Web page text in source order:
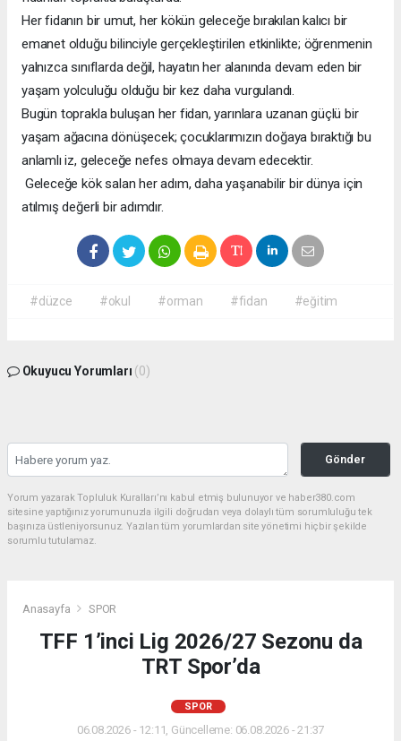
Her fidanın bir umut, her kökün geleceğe bırakılan kalıcı bir
emanet olduğu bilinciyle gerçekleştirilen etkinlikte; öğrenmenin
yalnızca sınıflarda değil, hayatın her alanında devam eden bir
yaşam yolculuğu olduğu bir kez daha vurgulandı.
Bugün toprakla buluşan her fidan, yarınlara uzanan güçlü bir
yaşam ağacına dönüşecek; çocuklarımızın doğaya bıraktığı bu
anlamlı iz, geleceğe nefes olmaya devam edecektir.
Geleceğe kök salan her adım, daha yaşanabilir bir dünya için
atılmış değerli bir adımdır.
#düzce #okul #orman #fidan #eğitim
Okuyucu Yorumları (0)
Gönder
Yorum yazarak Topluluk Kuralları’nı kabul etmiş bulunuyor ve haber380.com
sitesine yaptığınız yorumunuzla ilgili doğrudan veya dolaylı tüm sorumluluğu tek
başınıza üstleniyorsunuz. Yazılan tüm yorumlardan site yönetimi hiçbir şekilde
sorumlu tutulamaz.
Anasayfa SPOR
TFF 1’inci Lig 2026/27 Sezonu da
TRT Spor’da
SPOR
06.08.2026 - 12:11, Güncelleme: 06.08.2026 - 21:37